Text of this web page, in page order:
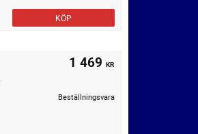
KÖP
1 469 KR
Beställningsvara